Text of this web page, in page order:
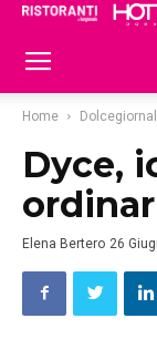
Home
Dyce,
Elena Bertero 26